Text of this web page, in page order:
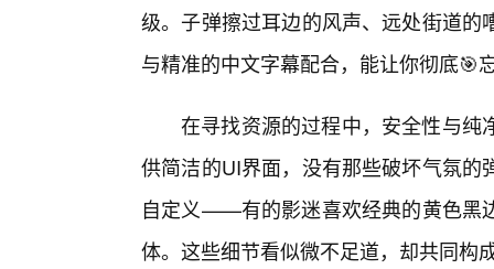
级。子弹擦过耳边的风声、远处街道
与精准的中文字幕配合，能让你彻底🎯
在寻找资源的过程中，安全性与纯
供简洁的UI界面，没有那些破坏气氛
自定义——有的影迷喜欢经典的黄色黑
体。这些细节看似微不足道，却共同构